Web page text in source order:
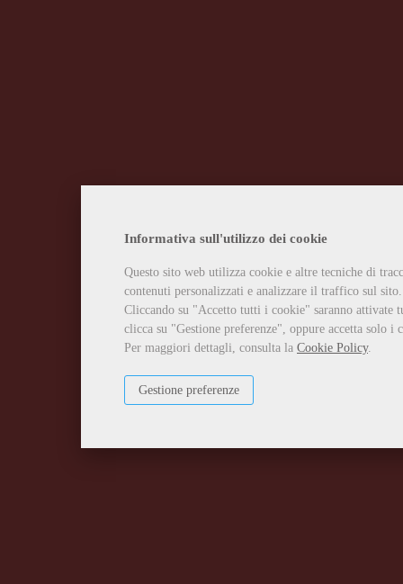
Informativa sull'utilizzo dei cookie
Questo sito web utilizza cookie e altre tecniche di
contenuti personalizzati e analizzare il traffico sul sito.
Cliccando su "Accetto tutti i cookie" saranno attivate
clicca su "Gestione preferenze", oppure accetta solo
Per maggiori dettagli, consulta la Cookie Policy.
Gestione preferenze